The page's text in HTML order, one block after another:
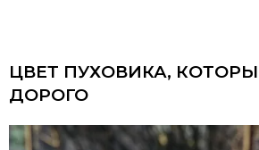
ЦВЕТ ПУХОВИКА,
ДОРОГО